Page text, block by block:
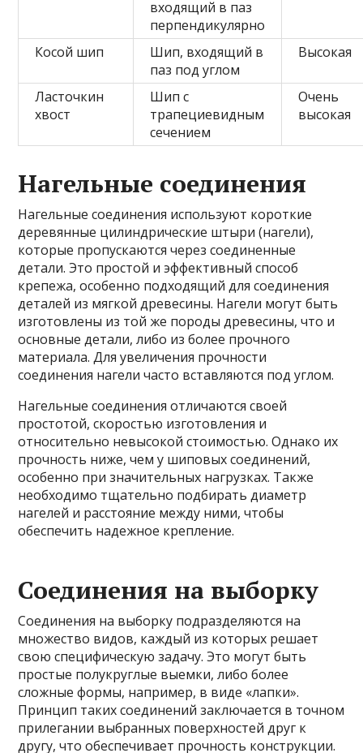
входящий в паз
перпендикулярно
Косой шип
Шип, входящий в
паз под углом
Высокая
Ласточкин
хвост
Шип с
трапециевидным
сечением
Очень
высокая
Нагельные соединения
Нагельные соединения используют короткие
деревянные цилиндрические штыри (нагели),
которые пропускаются через соединенные
детали. Это простой и эффективный способ
крепежа, особенно подходящий для соединения
деталей из мягкой древесины. Нагели могут быть
изготовлены из той же породы древесины, что и
основные детали, либо из более прочного
материала. Для увеличения прочности
соединения нагели часто вставляются под углом.
Нагельные соединения отличаются своей
простотой, скоростью изготовления и
относительно невысокой стоимостью. Однако их
прочность ниже, чем у шиповых соединений,
особенно при значительных нагрузках. Также
необходимо тщательно подбирать диаметр
нагелей и расстояние между ними, чтобы
обеспечить надежное крепление.
Соединения на выборку
Соединения на выборку подразделяются на
множество видов, каждый из которых решает
свою специфическую задачу. Это могут быть
простые полукруглые выемки, либо более
сложные формы, например, в виде «лапки».
Принцип таких соединений заключается в точном
прилегании выбранных поверхностей друг к
другу, что обеспечивает прочность конструкции.